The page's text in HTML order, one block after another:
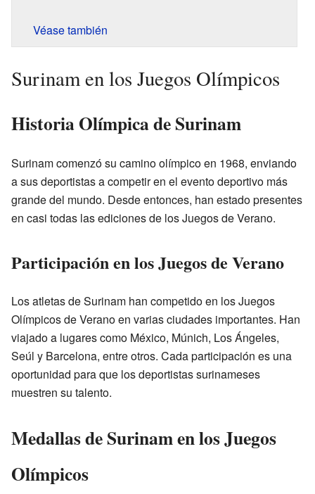
Véase también
Surinam en los Juegos Olímpicos
Historia Olímpica de Surinam
Surinam comenzó su camino olímpico en 1968, enviando
a sus deportistas a competir en el evento deportivo más
grande del mundo. Desde entonces, han estado presentes
en casi todas las ediciones de los Juegos de Verano.
Participación en los Juegos de Verano
Los atletas de Surinam han competido en los Juegos
Olímpicos de Verano en varias ciudades importantes. Han
viajado a lugares como México, Múnich, Los Ángeles,
Seúl y Barcelona, entre otros. Cada participación es una
oportunidad para que los deportistas surinameses
muestren su talento.
Medallas de Surinam en los Juegos
Olímpicos